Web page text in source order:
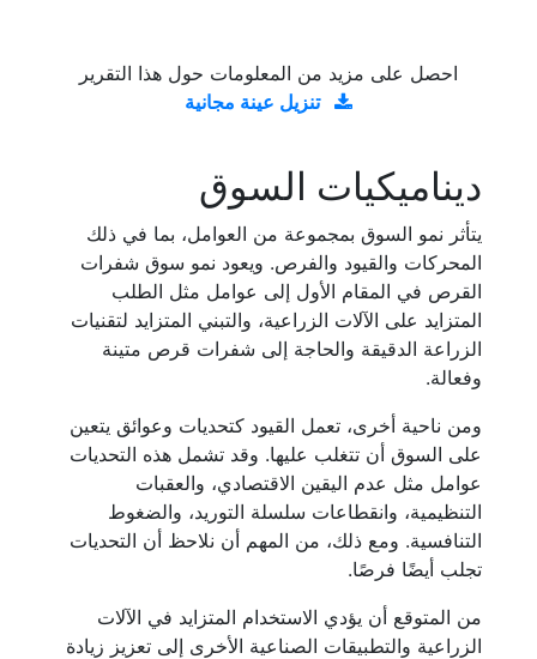
احصل على مزيد من المعلومات حول هذا التقرير
تنزيل عينة مجانية
ديناميكيات السوق
يتأثر نمو السوق بمجموعة من العوامل، بما في ذلك
المحركات والقيود والفرص. ويعود نمو سوق شفرات
القرص في المقام الأول إلى عوامل مثل الطلب
المتزايد على الآلات الزراعية، والتبني المتزايد لتقنيات
الزراعة الدقيقة والحاجة إلى شفرات قرص متينة
وفعالة.
ومن ناحية أخرى، تعمل القيود كتحديات وعوائق يتعين
على السوق أن تتغلب عليها. وقد تشمل هذه التحديات
عوامل مثل عدم اليقين الاقتصادي، والعقبات
التنظيمية، وانقطاعات سلسلة التوريد، والضغوط
التنافسية. ومع ذلك، من المهم أن نلاحظ أن التحديات
تجلب أيضًا فرصًا.
من المتوقع أن يؤدي الاستخدام المتزايد في الآلات
الزراعية والتطبيقات الصناعية الأخرى إلى تعزيز زيادة